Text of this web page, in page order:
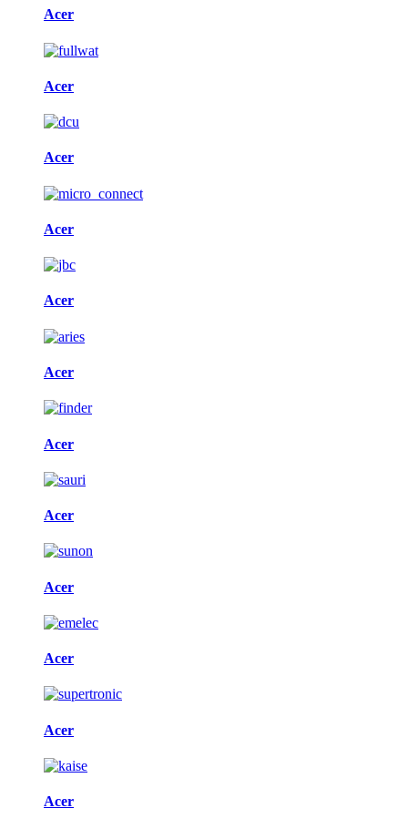
Acer
Acer
Acer
Acer
Acer
Acer
Acer
Acer
Acer
Acer
Acer
Acer